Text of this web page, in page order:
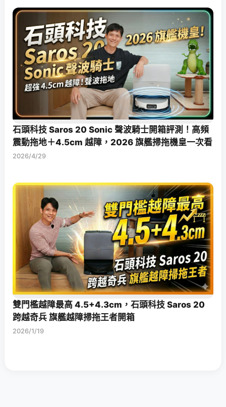
石頭科技 Saros 20 Sonic 聲波騎士開箱評測！高頻
震動拖地＋4.5cm 越障，2026 旗艦掃拖機皇一次看
2026/4/29
雙門檻越障最高 4.5+4.3cm，石頭科技 Saros 20
跨越奇兵 旗艦越障掃拖王者開箱
2026/1/19